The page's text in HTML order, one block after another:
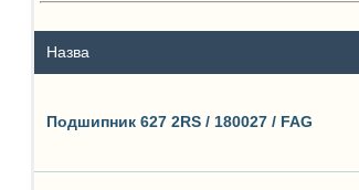
Назва
Подшипник 627 2RS / 180027 / FAG